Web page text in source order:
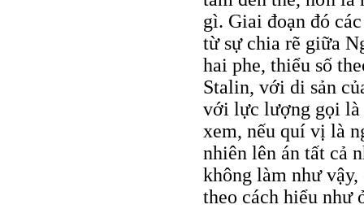
gì. Giai đoạn đó
từ sự chia rẽ giữa
hai phe, thiểu số
Stalin, với di sản
với lực lượng gọi là
xem, nếu quí vị là
nhiên lên án tất cả
không làm như
theo cách hiểu như